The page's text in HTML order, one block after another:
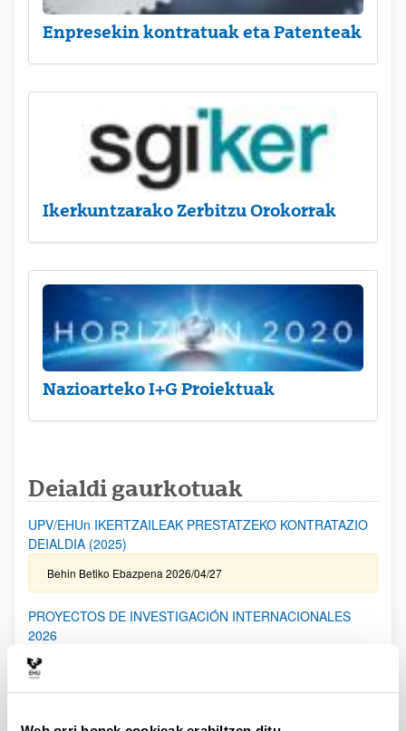
Enpresekin kontratuak eta Patenteak
Ikerkuntzarako Zerbitzu Orokorrak
Nazioarteko I+G Proiektuak
Deialdi gaurkotuak
UPV/EHUn IKERTZAILEAK PRESTATZEKO KONTRATAZIO
DEIALDIA (2025)
Behin Betiko Ebazpena 2026/04/27
PROYECTOS DE INVESTIGACIÓN INTERNACIONALES
2026